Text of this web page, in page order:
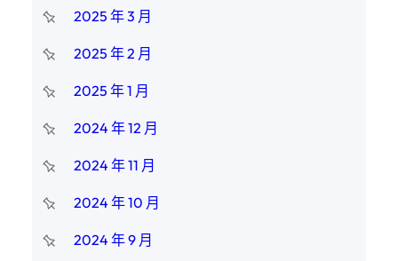
2025 年 3 月
2025 年 2 月
2025 年 1 月
2024 年 12 月
2024 年 11 月
2024 年 10 月
2024 年 9 月